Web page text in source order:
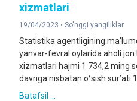
xizmatlari
19/04/2023 • So'nggi yangiliklar
Statistika agentligining
yanvar-fevral oylarida aholi
xizmatlari hajmi 1 734,2 ming
davriga nisbatan oʻsish surʼati
Batafsil ...